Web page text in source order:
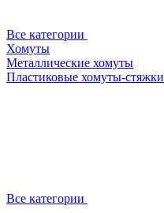
Все категории
Хомуты
Металлические хомуты
Пластиковые хомуты-стяжки
Все категории